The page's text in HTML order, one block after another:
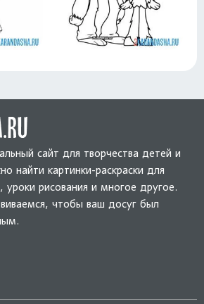
сайт для творчества детей и
найти картинки-раскраски для
уроки рисования и многое другое.
чтобы ваш досуг был